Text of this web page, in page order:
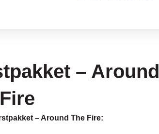
– Around
– Around The Fire: